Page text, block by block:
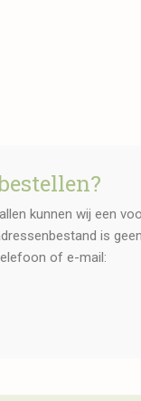
kunnen wij een
is
of e-mail: